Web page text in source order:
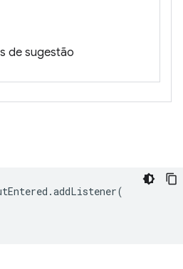
de sugestão
.addListener(